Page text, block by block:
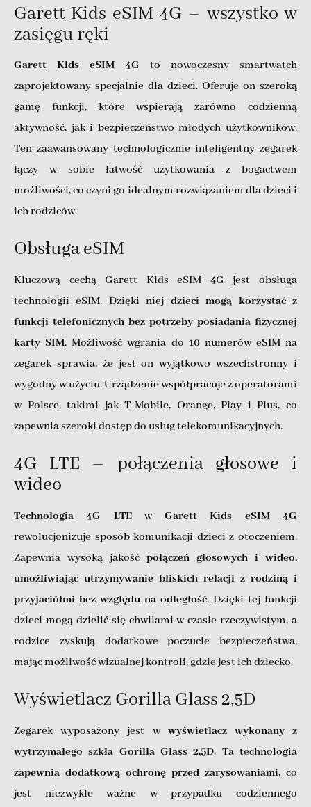
Garett Kids eSIM 4G – wszystko w
zasięgu ręki
Garett Kids eSIM 4G to nowoczesny smartwatch
zaprojektowany specjalnie dla dzieci. Oferuje on szeroką
gamę funkcji, które wspierają zarówno codzienną
aktywność, jak i bezpieczeństwo młodych użytkowników.
Ten zaawansowany technologicznie inteligentny zegarek
łączy w sobie łatwość użytkowania z bogactwem
możliwości, co czyni go idealnym rozwiązaniem dla dzieci i
ich rodziców.
Obsługa eSIM
Kluczową cechą Garett Kids eSIM 4G jest obsługa
technologii eSIM. Dzięki niej dzieci mogą korzystać z
funkcji telefonicznych bez potrzeby posiadania fizycznej
karty SIM. Możliwość wgrania do 10 numerów eSIM na
zegarek sprawia, że jest on wyjątkowo wszechstronny i
wygodny w użyciu. Urządzenie współpracuje z operatorami
w Polsce, takimi jak T-Mobile, Orange, Play i Plus, co
zapewnia szeroki dostęp do usług telekomunikacyjnych.
4G LTE – połączenia głosowe i
wideo
Technologia 4G LTEwGarett Kids eSIM 4G
rewolucjonizuje sposób komunikacji dzieci z otoczeniem.
Zapewnia wysoką jakość połączeń głosowych i wideo,
umożliwiając utrzymywanie bliskich relacji z rodziną i
przyjaciółmi bez względu na odległość. Dzięki tej funkcji
dzieci mogą dzielić się chwilami w czasie rzeczywistym, a
rodzice zyskują dodatkowe poczucie bezpieczeństwa,
mając możliwość wizualnej kontroli, gdzie jest ich dziecko.
Wyświetlacz Gorilla Glass 2,5D
Zegarek wyposażony jest w wyświetlacz wykonany z
wytrzymałego szkła Gorilla Glass 2,5D. Ta technologia
zapewnia dodatkową ochronę przed zarysowaniami, co
jest niezwykle ważne w przypadku codziennego